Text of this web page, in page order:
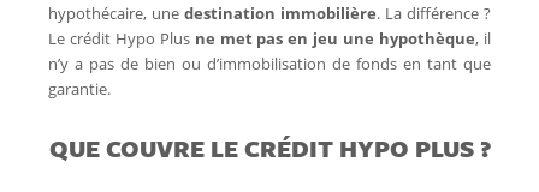
hypothécaire, unedestination immobilière. La différence ?
Le crédit Hypo Plus ne met pas en jeu une hypothèque, il
n’y a pas de bien ou d’immobilisation de fonds en tant que
garantie.
QUE COUVRE LE CRÉDIT HYPO PLUS ?